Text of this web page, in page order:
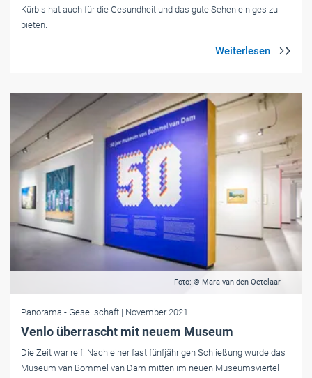
Kürbis hat auch für die Gesundheit und das gute Sehen einiges zu
bieten.
Foto: © Mara van den Oetelaar
Panorama - Gesellschaft | November 2021
Venlo überrascht mit neuem Museum
Die Zeit war reif. Nach einer fast fünfjährigen Schließung wurde das
Museum van Bommel van Dam mitten im neuen Museumsviertel